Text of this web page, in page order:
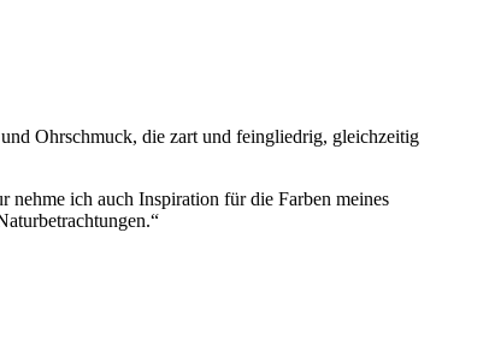
Ohrschmuck, die zart und feingliedrig, gleichzeitig
nehme ich auch Inspiration für die Farben meines